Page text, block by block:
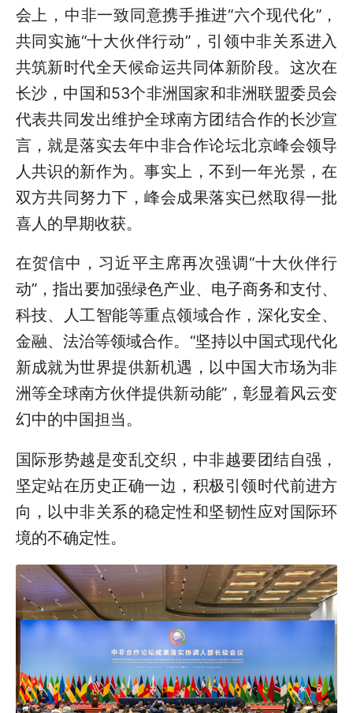
会上，中非一致同意携手推进“六个现代化”，
共同实施“十大伙伴行动”，引领中非关系进入
共筑新时代全天候命运共同体新阶段。这次在
长沙，中国和53个非洲国家和非洲联盟委员会
代表共同发出维护全球南方团结合作的长沙宣
言，就是落实去年中非合作论坛北京峰会领导
人共识的新作为。事实上，不到一年光景，在
双方共同努力下，峰会成果落实已然取得一批
喜人的早期收获。
在贺信中，习近平主席再次强调“十大伙伴行
动”，指出要加强绿色产业、电子商务和支付、
科技、人工智能等重点领域合作，深化安全、
金融、法治等领域合作。“坚持以中国式现代化
新成就为世界提供新机遇，以中国大市场为非
洲等全球南方伙伴提供新动能”，彰显着风云变
幻中的中国担当。
国际形势越是变乱交织，中非越要团结自强，
坚定站在历史正确一边，积极引领时代前进方
向，以中非关系的稳定性和坚韧性应对国际环
境的不确定性。